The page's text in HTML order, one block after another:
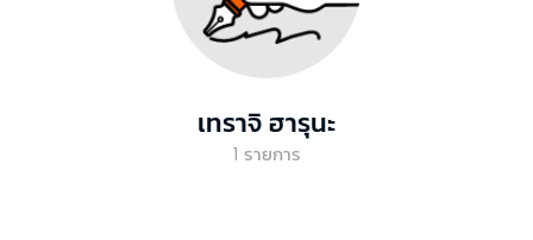
เทราจิ ฮารุนะ
1 รายการ